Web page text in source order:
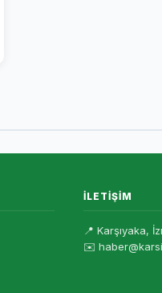
İLETIŞIM
📍 Karşıyaka,
✉️